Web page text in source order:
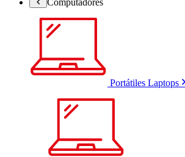
Portátiles Laptops